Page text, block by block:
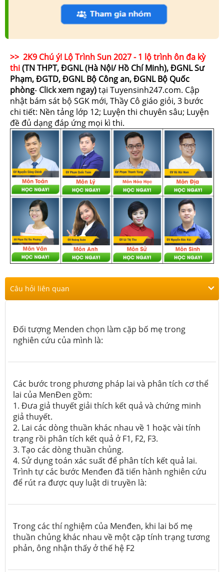
>> 2K9 Chú ý! Lộ Trình Sun 2027 - 1 lộ trình ôn đa kỳ
thi(TN THPT, ĐGNL (Hà Nội/ Hồ Chí Minh), ĐGNL Sư
Phạm, ĐGTD, ĐGNL Bộ Công an, ĐGNL Bộ Quốc
phòng- Click xem ngay)tại Tuyensinh247.com. Cập
nhật bám sát bộ SGK mới, Thầy Cô giáo giỏi, 3 bước
chi tiết: Nền tảng lớp 12; Luyện thi chuyên sâu; Luyện
đề đủ dạng đáp ứng mọi kì thi.
Câu hỏi liên quan
Đối tượng Menden chọn làm cặp bố mẹ trong
nghiên cứu của mình là:
Các bước trong phương pháp lai và phân tích cơ thể
lai của MenĐen gồm:
1. Đưa giả thuyết giải thích kết quả và chứng minh
giả thuyết.
2. Lai các dòng thuần khác nhau về 1 hoặc vài tính
trạng rồi phân tích kết quả ở F1, F2, F3.
3. Tạo các dòng thuần chủng.
4. Sử dụng toán xác suất để phân tích kết quả lai.
Trình tự các bước Menđen đã tiến hành nghiên cứu
để rút ra được quy luật di truyền là:
Trong các thí nghiệm của Menđen, khi lai bố mẹ
thuần chủng khác nhau về một cặp tính trạng tương
phản, ông nhận thấy ở thế hệ F2